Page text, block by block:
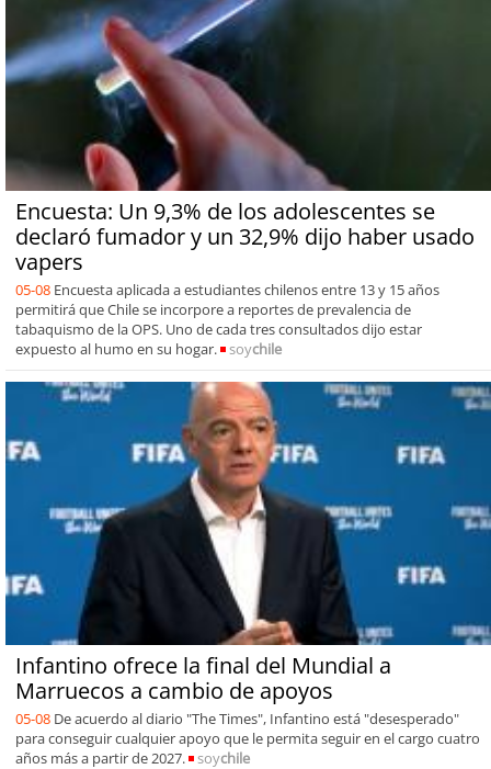
Encuesta: Un 9,3% de los adolescentes se
declaró fumador y un 32,9% dijo haber usado
vapers
05-08 Encuesta aplicada a estudiantes chilenos entre 13 y 15 años
permitirá que Chile se incorpore a reportes de prevalencia de
tabaquismo de la OPS. Uno de cada tres consultados dijo estar
expuesto al humo en su hogar.
soychile
Infantino ofrece la final del Mundial a
Marruecos a cambio de apoyos
05-08 De acuerdo al diario "The Times", Infantino está "desesperado"
para conseguir cualquier apoyo que le permita seguir en el cargo cuatro
años más a partir de 2027.
soychile